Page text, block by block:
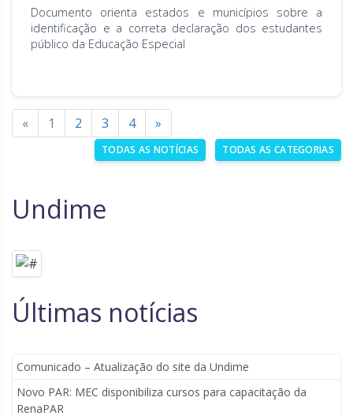
Documento orienta estados e municípios sobre a
identificação e a correta declaração dos estudantes
público da Educação Especial
« 1 2 3 4 »
TODAS AS NOTÍCIAS TODAS AS CATEGORIAS
Undime
Últimas notícias
Comunicado – Atualização do site da Undime
Novo PAR: MEC disponibiliza cursos para capacitação da
RenaPAR